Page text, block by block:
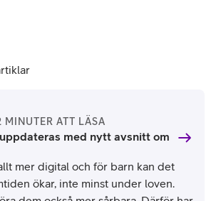
ATT LÄSA
med nytt avsnitt om
mer digital och för barn kan det
ökar, inte minst under loven.